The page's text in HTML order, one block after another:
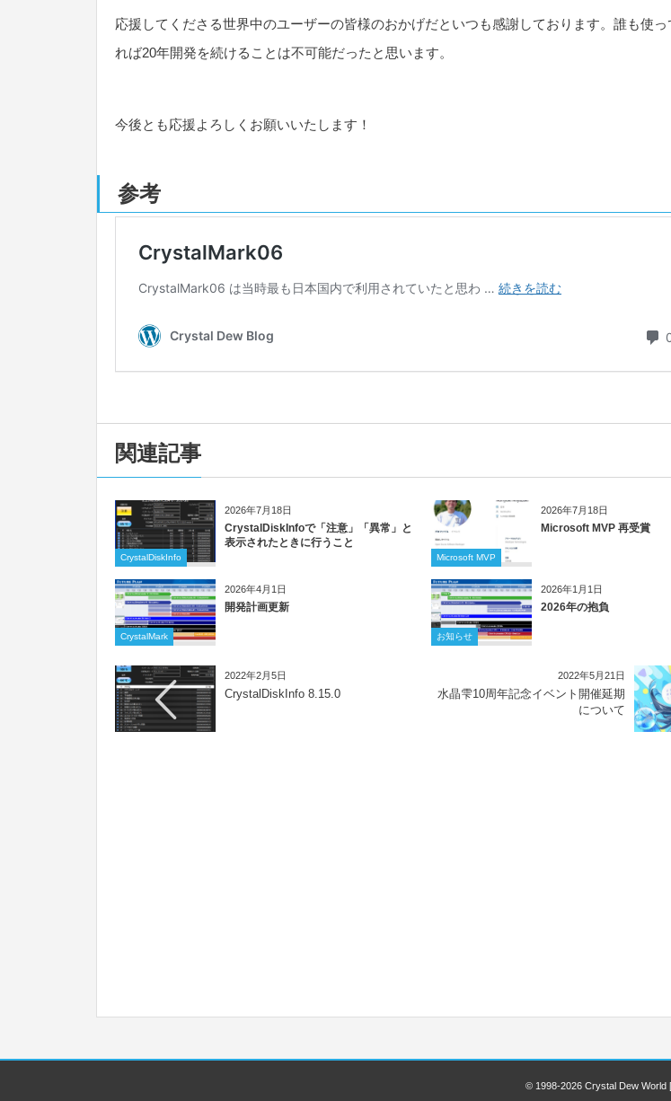
応援してくださる世界中のユーザーの皆様のおかげだといつも感謝しております。誰も使っ
れば20年開発を続けることは不可能だったと思います。
今後とも応援よろしくお願いいたします！
参考
関連記事
2026年7月18日
CrystalDiskInfo
CrystalDiskInfoで「注意」「異常」と
表示されたときに行うこと
2026年7月18日
Microsoft MVP
Microsoft MVP 再受賞
2026年4月1日
CrystalMark
開発計画更新
2026年1月1日
お知らせ
2026年の抱負
2022年2月5日
CrystalDiskInfo 8.15.0
2022年5月21日
水晶雫10周年記念イベント開催延期
について
© 1998-2026 Crystal Dew World